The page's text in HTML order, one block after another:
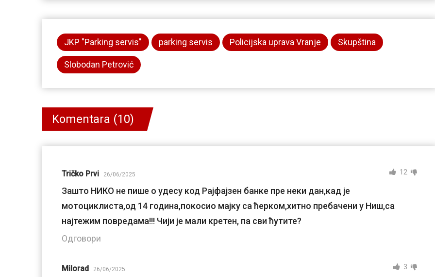
JKP "Parking servis" parking servis Policijska uprava Vranje Skupština
Slobodan Petrović
Komentara (10)
Tričko Prvi 26/06/2025 12
Зашто НИКО не пише о удесу код Рајфајзен банке пре неки дан,кад је
мотоциклиста,од 14 година,покосио мајку са ћерком,хитно пребачени у Ниш,са
најтежим повредама!!! Чији је мали кретен, па сви ћутите?
Одговори
Milorad 26/06/2025 3